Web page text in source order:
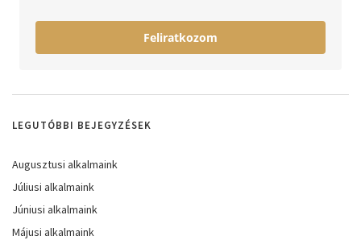
Feliratkozom
LEGUTÓBBI BEJEGYZÉSEK
Augusztusi alkalmaink
Júliusi alkalmaink
Júniusi alkalmaink
Májusi alkalmaink